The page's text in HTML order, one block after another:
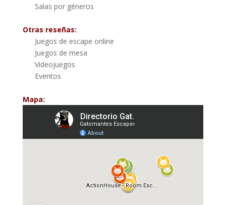
Salas por géneros
Otras reseñas:
Juegos de escape online
Juegos de mesa
Videojuegos
Eventos
Mapa: